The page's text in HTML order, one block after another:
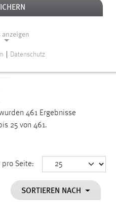
461 Ergebnisse
25 von 461.
pro Seite:
SORTIEREN NACH
einwandfreie Funktion der
ausgewählten Einverständnis-
Datenschutz